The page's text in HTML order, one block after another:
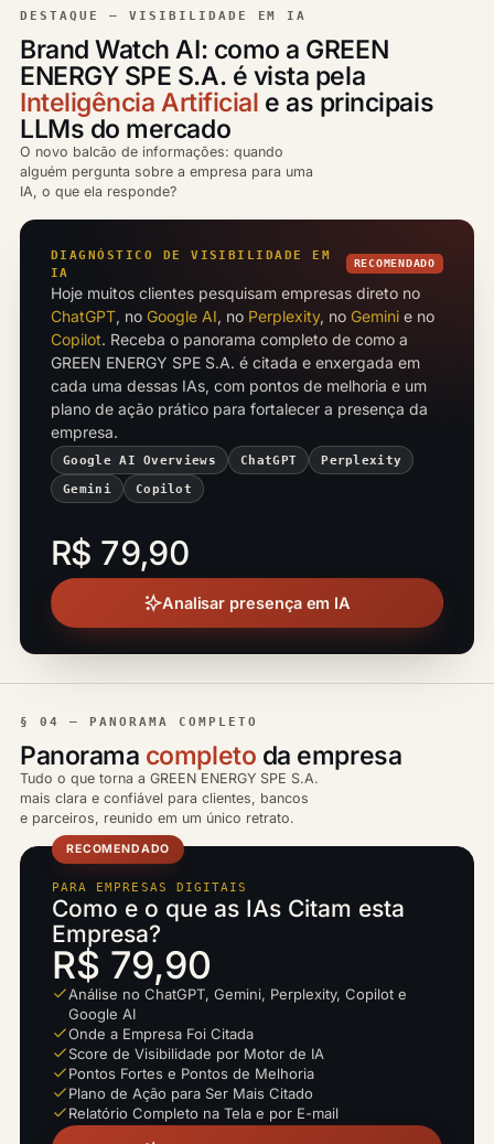
DESTAQUE — VISIBILIDADE EM IA
Brand Watch AI: como a GREEN
ENERGY SPE S.A. é vista pela
Inteligência Artificial e as principais
LLMs do mercado
O novo balcão de informações: quando
alguém pergunta sobre a empresa para uma
IA, o que ela responde?
DIAGNÓSTICO DE VISIBILIDADE EM
IA
RECOMENDADO
Hoje muitos clientes pesquisam empresas direto no
ChatGPT, no Google AI, no Perplexity, no Gemini e no
Copilot. Receba o panorama completo de como a
GREEN ENERGY SPE S.A. é citada e enxergada em
cada uma dessas IAs, com pontos de melhoria e um
plano de ação prático para fortalecer a presença da
empresa.
Google AI Overviews ChatGPT Perplexity
Gemini Copilot
R$ 79,90
Analisar presença em IA
§ 04 — PANORAMA COMPLETO
Panorama completo da empresa
Tudo o que torna a GREEN ENERGY SPE S.A.
mais clara e confiável para clientes, bancos
e parceiros, reunido em um único retrato.
RECOMENDADO
PARA EMPRESAS DIGITAIS
Como e o que as IAs Citam esta
Empresa?
R$ 79,90
Análise no ChatGPT, Gemini, Perplexity, Copilot e
Google AI
Onde a Empresa Foi Citada
Score de Visibilidade por Motor de IA
Pontos Fortes e Pontos de Melhoria
Plano de Ação para Ser Mais Citado
Relatório Completo na Tela e por E-mail